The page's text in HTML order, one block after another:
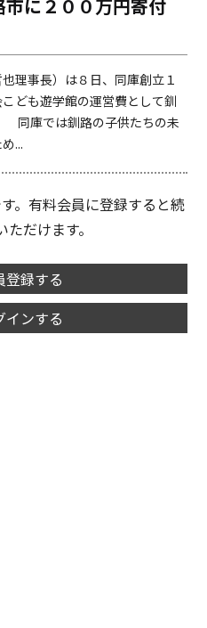
に２００万円寄付
理事長）は８日、同庫創立１
ども遊学館の運営費として釧
同庫では釧路の子供たちの未
...
。有料会員に登録すると続
だけます。
登録する
インする